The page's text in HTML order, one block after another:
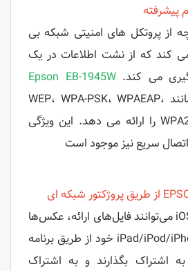
پیشرفته
از پروتکل های امنیتی شبکه بی
کند که از نشت اطلاعات در یک
می کند.Epson EB-1945W
ویژگی های امنیتی مانند WEP، WPA-PSK، WPAEAP،
WPA2-PSK و WPA2-EAP را ارائه می دهد. این ویژگی
سریع نیز موجود است
کاربران دستگاه‌های iOS می‌توانند فایل‌های ارائه، عکس‌ها
و موارد دیگر را از iPad/iPod/iPhone خود از طریق برنامه
Epson iProjection به اشتراک بگذارند و به اشتراک